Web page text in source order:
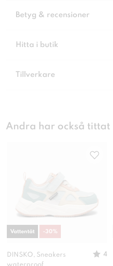
Betyg & recensioner
Hitta i butik
Tillverkare
Andra har också tittat
DINSKO, Sneakers
4
Vattentät -30%